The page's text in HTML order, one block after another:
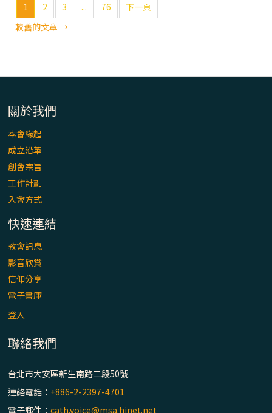
1 2 3 ... 76
下一頁
較舊的文章→
關於我們
本會緣起
成立沿革
創會宗旨
工作計劃
入會方式
快速連結
教會訊息
影音欣賞
信仰分享
電子書庫
登入
聯絡我們
台北市大安區新生南路二段50號
連絡電話： +886-2-2397-4701
電子郵件：cath.voice@msa.hinet.net